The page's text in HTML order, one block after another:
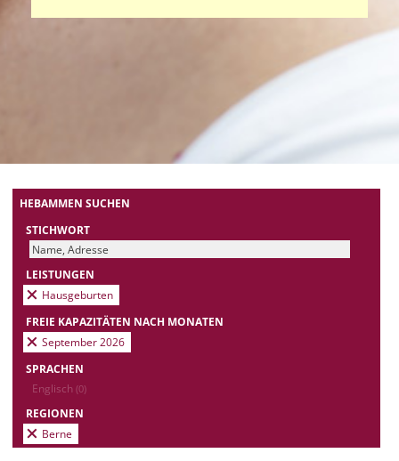
HEBAMMEN SUCHEN
STICHWORT
LEISTUNGEN
Hausgeburten
FREIE KAPAZITÄTEN NACH MONATEN
September 2026
SPRACHEN
Englisch (0)
REGIONEN
Berne